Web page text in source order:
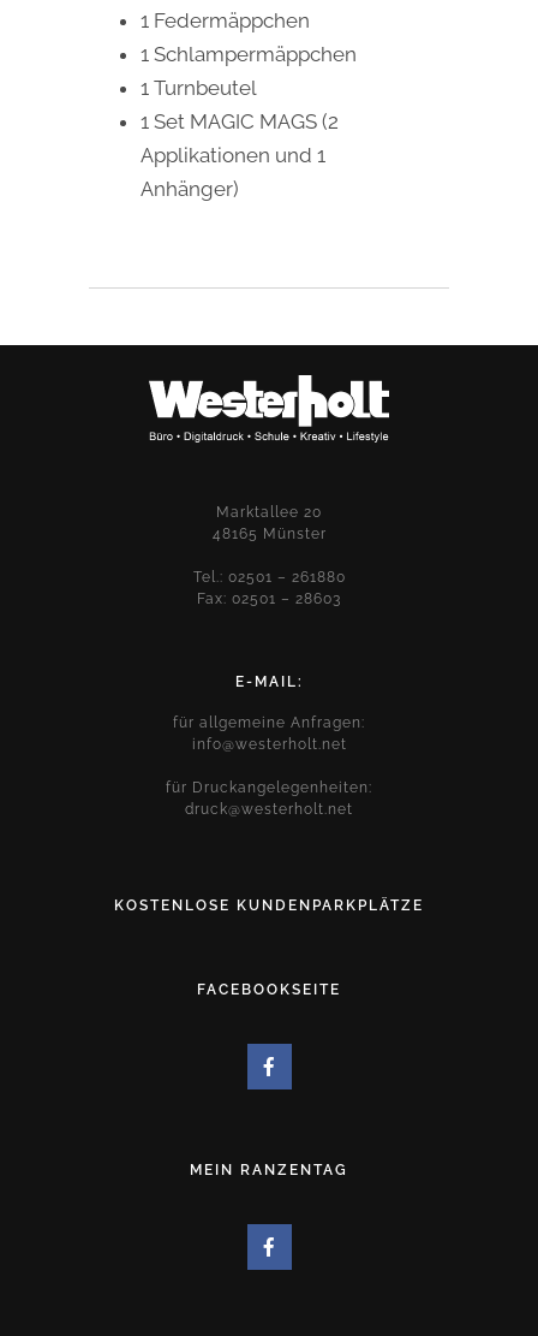
1 Federmäppchen
1 Schlampermäppchen
1 Turnbeutel
1 Set MAGIC MAGS (2
Applikationen und 1
Anhänger)
Marktallee 20
48165 Münster
Tel.: 02501 – 261880
Fax: 02501 – 28603
E-MAIL:
für allgemeine Anfragen:
info@westerholt.net
für Druckangelegenheiten:
druck@westerholt.net
KOSTENLOSE KUNDENPARKPLÄTZE
FACEBOOKSEITE
MEIN RANZENTAG